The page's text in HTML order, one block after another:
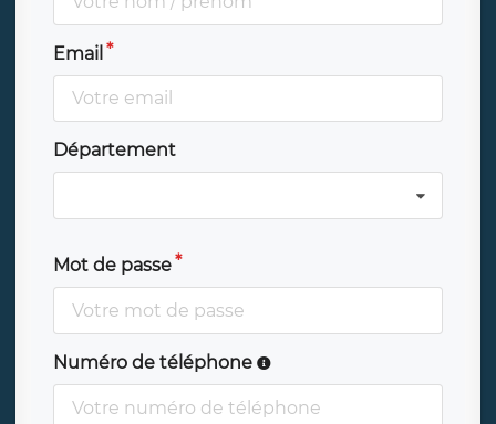
Email
Département
Mot de passe
Numéro de téléphone